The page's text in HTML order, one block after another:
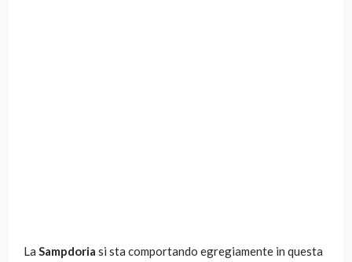
La Sampdoria si sta comportando egregiamente in questa